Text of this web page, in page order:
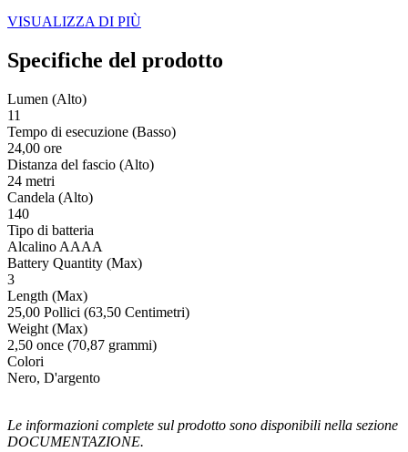
VISUALIZZA DI PIÙ
Specifiche del prodotto
Lumen (Alto)
11
Tempo di esecuzione (Basso)
24,00 ore
Distanza del fascio (Alto)
24 metri
Candela (Alto)
140
Tipo di batteria
Alcalino AAAA
Battery Quantity (Max)
3
Length (Max)
25,00 Pollici (63,50 Centimetri)
Weight (Max)
2,50 once (70,87 grammi)
Colori
Nero, D'argento
Le informazioni complete sul prodotto sono disponibili nella sezione
DOCUMENTAZIONE.